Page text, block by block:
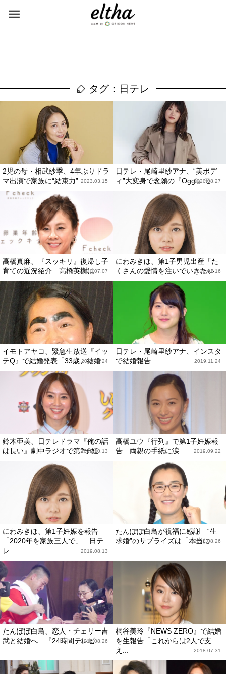
タグ：日テレ
2児の母・相武紗季、4年ぶりドラ
マ出演で家族に“結束力” 2023.03.15
日テレ・尾崎里紗アナ、“美ボデ
ィ”大変身で念願の『Oggi』モ...
2020.08.27
高橋真麻、『スッキリ』復帰し子
育ての近況紹介 高橋英樹は...
2020.07.07
にわみきほ、第1子男児出産「た
くさんの愛情を注いでいきたい...
2020.01.16
イモトアヤコ、緊急生放送『イッ
テQ』で結婚発表「33歳、結婚...
2019.11.24
日テレ・尾崎里紗アナ、インスタ
で結婚報告
2019.11.24
鈴木亜美、日テレドラマ『俺の話
は長い』劇中ラジオで第2子妊...
2019.10.13
高橋ユウ『行列』で第1子妊娠報
告 両親の手紙に涙
2019.09.22
にわみきほ、第1子妊娠を報告
「2020年を家族三人で」 日テ
レ...
2019.08.13
たんぽぽ白鳥が祝福に感謝 “生
求婚”のサプライズは「本当に...
2018.08.26
たんぽぽ白鳥、恋人・チェリー吉
武と結婚へ 『24時間テレビ...
2018.08.26
桐谷美玲『NEWS ZERO』で結婚
を生報告「これからは2人で支
え...
2018.07.31